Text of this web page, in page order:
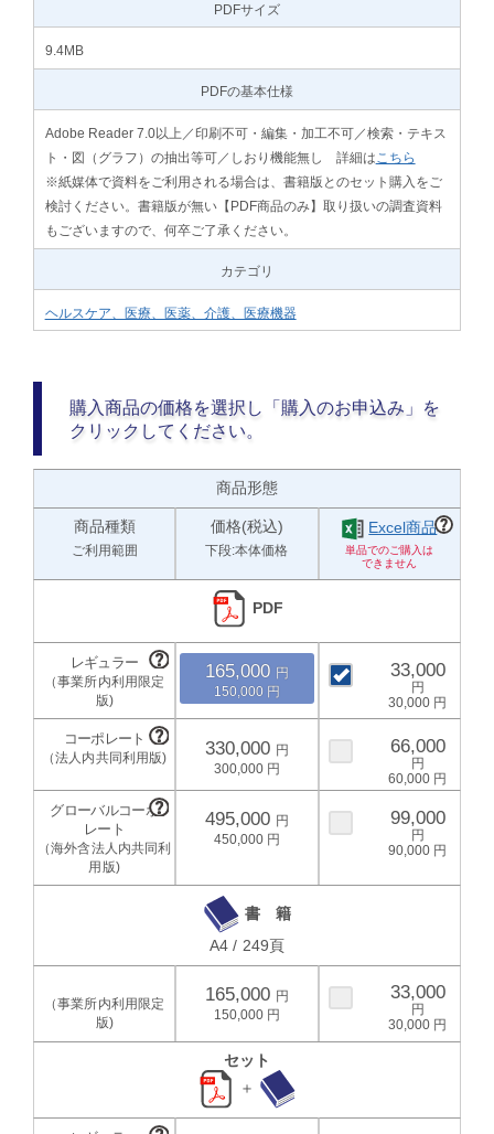
PDFサイズ
9.4MB
PDFの基本仕様
Adobe Reader 7.0以上／印刷不可・編集・加工不可／検索・テキス
ト・図（グラフ）の抽出等可／しおり機能無し 詳細は こちら
※紙媒体で資料をご利用される場合は、書籍版とのセット購入をご
検討ください。書籍版が無い【PDF商品のみ】取り扱いの調査資料
もございますので、何卒ご了承ください。
カテゴリ
ヘルスケア、医療、医薬、介護、医療機器
購入商品の価格を選択し「購入のお申込み」を
クリックしてください。
商品形態
商品種類
ご利用範囲
価格(税込)
下段:本体価格
Excel商品
PDF
165,000
150,000
33,000
30,000
330,000
300,000
66,000
60,000
495,000
450,000
99,000
90,000
書 籍
A4 / 249頁
165,000
150,000
33,000
30,000
セット
＋